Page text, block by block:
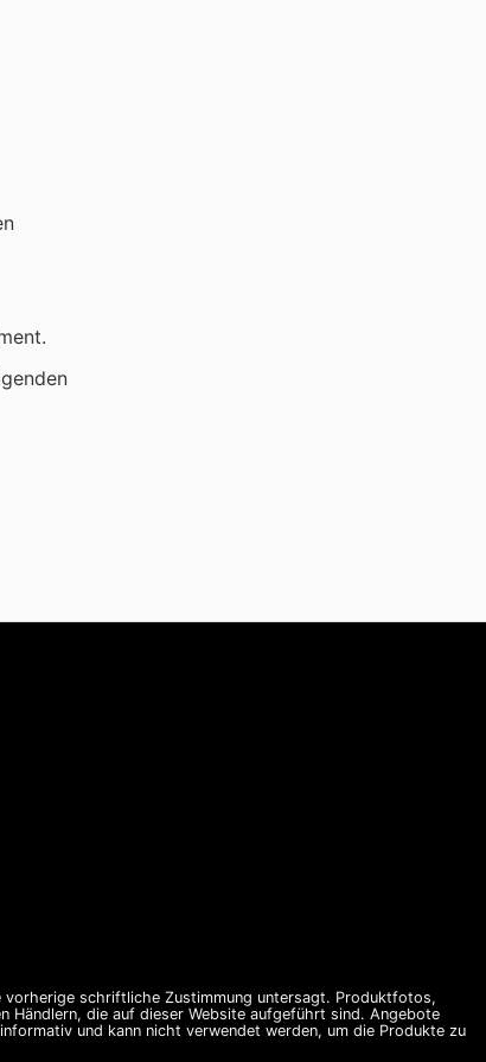
schriftliche Zustimmung untersagt. Produktfotos,
Händlern, die auf dieser Website aufgeführt sind. Angebote
und kann nicht verwendet werden, um die Produkte zu